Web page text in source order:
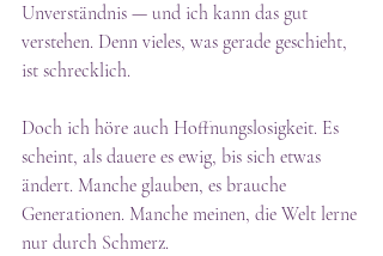
Unverständnis — und ich kann das gut
verstehen. Denn vieles, was gerade geschieht,
ist schrecklich.
Doch ich höre auch Hoffnungslosigkeit. Es
scheint, als dauere es ewig, bis sich etwas
ändert. Manche glauben, es brauche
Generationen. Manche meinen, die Welt lerne
nur durch Schmerz.